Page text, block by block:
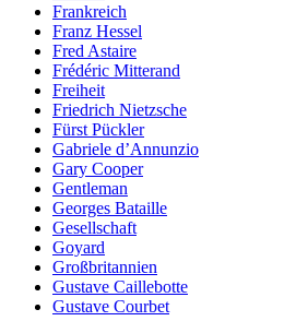
Frankreich
Franz Hessel
Fred Astaire
Frédéric Mitterand
Freiheit
Friedrich Nietzsche
Fürst Pückler
Gabriele d’Annunzio
Gary Cooper
Gentleman
Georges Bataille
Gesellschaft
Goyard
Großbritannien
Gustave Caillebotte
Gustave Courbet